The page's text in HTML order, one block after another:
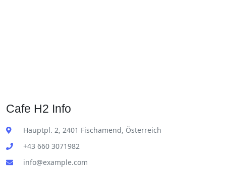
Cafe H2 Info
Hauptpl. 2, 2401 Fischamend, Österreich
+43 660 3071982
info@example.com